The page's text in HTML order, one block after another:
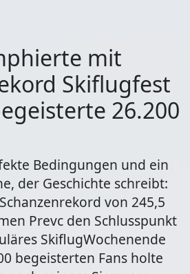
mit
Skiflugfest
26.200
Bedingungen und ein
der Geschichte schreibt:
von 245,5
Prevc den Schlusspunkt
SkiflugWochenende
begeisterten Fans holte